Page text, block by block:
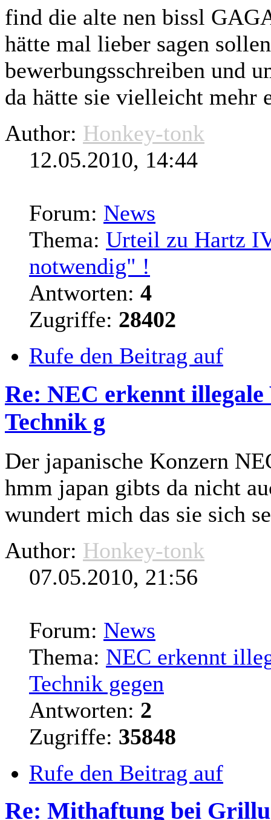
find die alte nen bissl
hätte mal lieber sagen
bewerbungsschreiben und
da hätte sie vielleicht mehr
Author: Honkey-tonk
12.05.2010, 14:44
Forum: News
Thema: Urteil zu Hartz
notwendig" !
Antworten: 4
Zugriffe: 28402
Rufe den Beitrag auf
Re: NEC erkennt illegale
Technik g
Der japanische Konzern
hmm japan gibts da nicht
wundert mich das sie sich
Author: Honkey-tonk
07.05.2010, 21:56
Forum: News
Thema: NEC erkennt
Technik gegen
Antworten: 2
Zugriffe: 35848
Rufe den Beitrag auf
Re: Mithaftung bei